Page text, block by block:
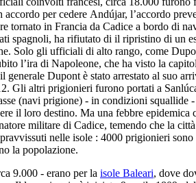
accordo per cedere Andújar, l’accordo
tornato in Francia da Cadice a bordo di
spagnoli, ha rifiutato di il ripristino di un
Solo gli ufficiali di alto rango, come
l’ira di Napoleone, che ha visto la
generale Dupont è stato arrestato al suo
Gli altri prigionieri furono portati a
(navi prigione) - in condizioni squallide
il loro destino. Ma una febbre epidemica
militare di Cadice, temendo che la città
nelle isole : 4000 prigionieri
la popolazione.
9.000 - erano per la isole Baleari, dove